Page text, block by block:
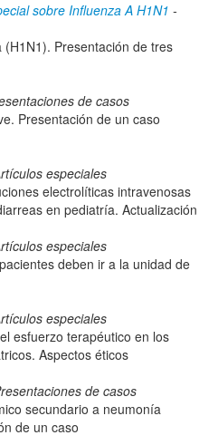
sobre Influenza A H1N1 -
Presentación de tres
de casos
Presentación de un caso
especiales
electrolíticas intravenosas
en pediatría. Actualización
especiales
deben ir a la unidad de
especiales
esfuerzo terapéutico en los
Aspectos éticos
de casos
secundario a neumonía
de un caso